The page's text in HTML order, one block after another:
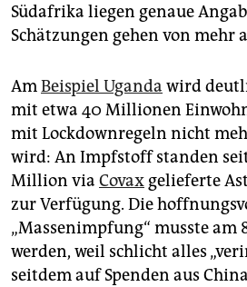
Südafrika liegen genaue
Schätzungen gehen von mehr
AmBeispiel Uganda wird
mit etwa 40 Millionen
mit Lockdownregeln nicht
wird: An Impfstoff standen
Million via Covax gelieferte
zur Verfügung. Die
„Massenimpfung“ musste am
werden, weil schlicht alles
seitdem auf Spenden aus